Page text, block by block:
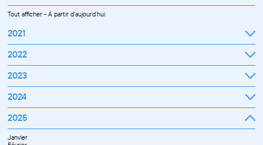
Tout afficher-À partir d'aujourd'hui
2021
Septembre
Novembre
Décembre
2022
Janvier
Mars
Avril
Juillet
Septembre
Octobre
Novembre
2023
Janvier
Mars
Avril
Juin
Septembre
2024
Janvier
Mars
Avril
2025
Janvier